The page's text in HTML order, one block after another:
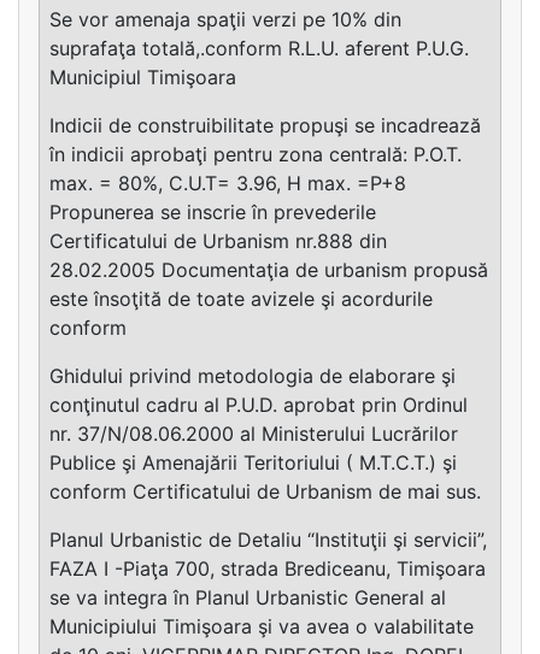
Se vor amenaja spaţii verzi pe 10% din
suprafaţa totală,.conform R.L.U. aferent P.U.G.
Municipiul Timişoara
Indicii de construibilitate propuşi se incadrează
în indicii aprobaţi pentru zona centrală: P.O.T.
max. = 80%, C.U.T= 3.96, H max. =P+8
Propunerea se inscrie în prevederile
Certificatului de Urbanism nr.888 din
28.02.2005 Documentaţia de urbanism propusă
este însoţită de toate avizele şi acordurile
conform
Ghidului privind metodologia de elaborare şi
conţinutul cadru al P.U.D. aprobat prin Ordinul
nr. 37/N/08.06.2000 al Ministerului Lucrărilor
Publice şi Amenajării Teritoriului ( M.T.C.T.) şi
conform Certificatului de Urbanism de mai sus.
Planul Urbanistic de Detaliu “Instituţii şi servicii”,
FAZA I -Piaţa 700, strada Brediceanu, Timişoara
se va integra în Planul Urbanistic General al
Municipiului Timişoara şi va avea o valabilitate